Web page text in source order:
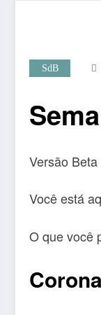
SdB
Versão Beta
Você está
O que você